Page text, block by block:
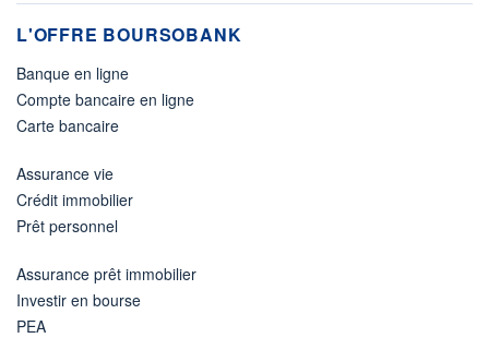
L'OFFRE BOURSOBANK
Banque en ligne
Compte bancaire en ligne
Carte bancaire
Assurance vie
Crédit immobilier
Prêt personnel
Assurance prêt immobilier
Investir en bourse
PEA